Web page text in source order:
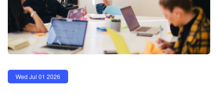
Wed Jul 01 2026